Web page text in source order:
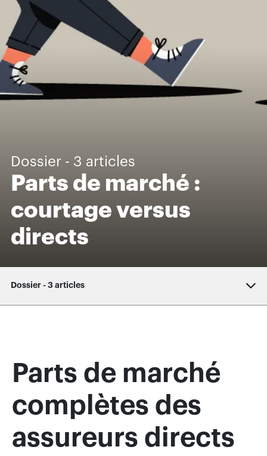
Dossier - 3 articles
Parts de marché :
courtage versus
directs
Dossier - 3 articles
Parts de marché
complètes des
assureurs directs